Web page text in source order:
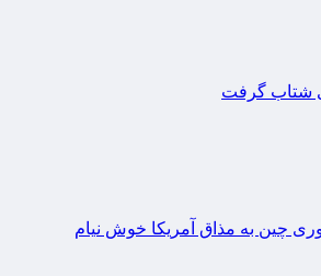
شتاب گرفت
چین به مذاق آمریکا خوش نیام